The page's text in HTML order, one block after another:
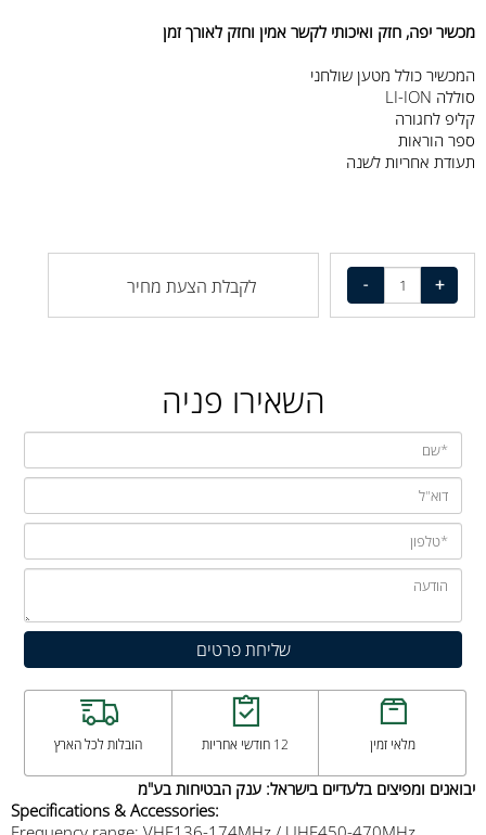
מכשיר יפה, חזק ואיכותי לקשר אמין וחזק לאורך זמן
המכשיר כולל מטען שולחני
סוללה LI-ION
קליפ לחגורה
ספר הוראות
תעודת אחריות לשנה
לקבלת הצעת מחיר
השאירו פניה
מלאי זמין 12 חודשי אחריות הובלות לכל הארץ
יבואנים ומפיצים בלעדיים בישראל: ענק הבטיחות בע"מ
Specifications & Accessories: